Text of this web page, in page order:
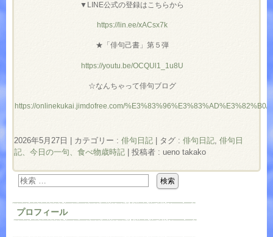
▼LINE公式の登録はこちらから
https://lin.ee/xACsx7k
★「俳句己書」第５弾
https://youtu.be/OCQUl1_1u8U
☆なんちゃって俳句ブログ
https://onlinekukai.jimdofree.com/%E3%83%96%E3%83%AD%E3%82%B0/
2026年5月27日 カテゴリー : 俳句日記 タグ : 俳句日記, 俳句日
記、今日の一句、食べ物歳時記
投稿者 : ueno takako
プロフィール